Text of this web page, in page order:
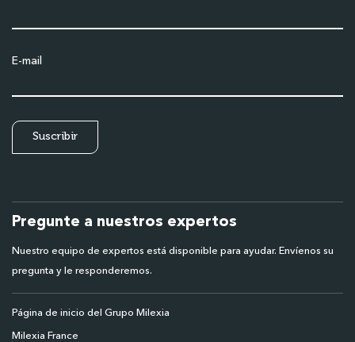
E-mail
Pregunte a nuestros expertos
Nuestro equipo de expertos está disponible para ayudar. Envíenos su
pregunta y le responderemos.
Página de inicio del Grupo Milexia
Milexia France